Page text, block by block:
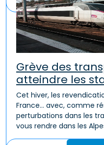
Grève des
atteindre les
Cet hiver, les
France… avec, comme
perturbations dans les
vous rendre dans les